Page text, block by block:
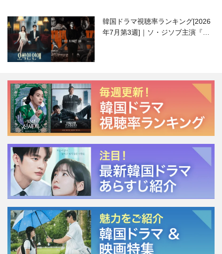
韓国ドラマ視聴率ランキング[2026
年7月第3週]｜ソ・ジソブ主演『エ